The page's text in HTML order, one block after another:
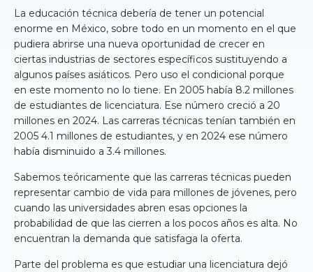
La educación técnica debería de tener un potencial
enorme en México, sobre todo en un momento en el que
pudiera abrirse una nueva oportunidad de crecer en
ciertas industrias de sectores específicos sustituyendo a
algunos países asiáticos. Pero uso el condicional porque
en este momento no lo tiene. En 2005 había 8.2 millones
de estudiantes de licenciatura. Ese número creció a 20
millones en 2024. Las carreras técnicas tenían también en
2005 4.1 millones de estudiantes, y en 2024 ese número
había disminuido a 3.4 millones.
Sabemos teóricamente que las carreras técnicas pueden
representar cambio de vida para millones de jóvenes, pero
cuando las universidades abren esas opciones la
probabilidad de que las cierren a los pocos años es alta. No
encuentran la demanda que satisfaga la oferta.
Parte del problema es que estudiar una licenciatura dejó